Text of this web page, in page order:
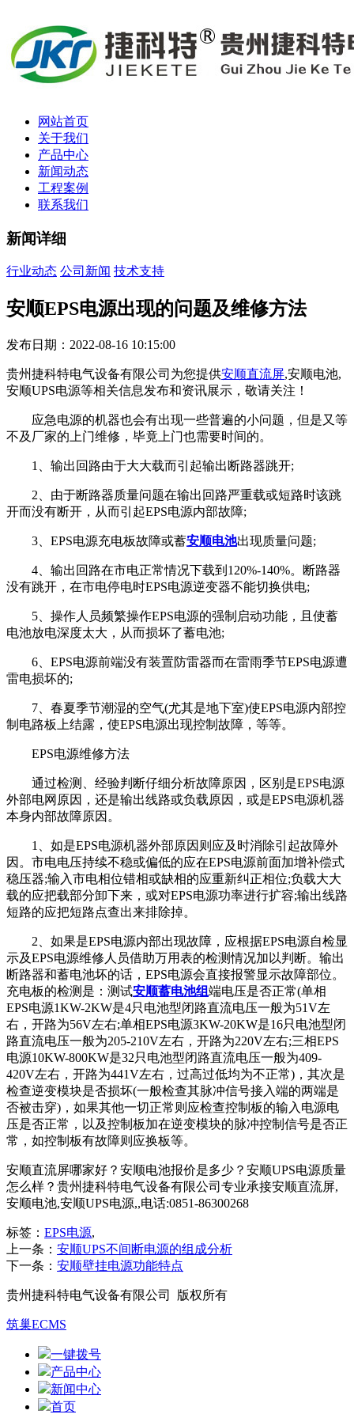
网站首页
关于我们
产品中心
新闻动态
工程案例
联系我们
新闻详细
行业动态 公司新闻 技术支持
安顺EPS电源出现的问题及维修方法
发布日期：2022-08-16 10:15:00
贵州捷科特电气设备有限公司为您提供安顺直流屏,安顺电池,
安顺UPS电源等相关信息发布和资讯展示，敬请关注！
应急电源的机器也会有出现一些普遍的小问题，但是又等
不及厂家的上门维修，毕竟上门也需要时间的。
1、输出回路由于大大载而引起输出断路器跳开;
2、由于断路器质量问题在输出回路严重载或短路时该跳
开而没有断开，从而引起EPS电源内部故障;
3、EPS电源充电板故障或蓄安顺电池出现质量问题;
4、输出回路在市电正常情况下载到120%-140%。断路器
没有跳开，在市电停电时EPS电源逆变器不能切换供电;
5、操作人员频繁操作EPS电源的强制启动功能，且使蓄
电池放电深度太大，从而损坏了蓄电池;
6、EPS电源前端没有装置防雷器而在雷雨季节EPS电源遭
雷电损坏的;
7、春夏季节潮湿的空气(尤其是地下室)使EPS电源内部控
制电路板上结露，使EPS电源出现控制故障，等等。
EPS电源维修方法
通过检测、经验判断仔细分析故障原因，区别是EPS电源
外部电网原因，还是输出线路或负载原因，或是EPS电源机器
本身内部故障原因。
1、如是EPS电源机器外部原因则应及时消除引起故障外
因。市电电压持续不稳或偏低的应在EPS电源前面加增补偿式
稳压器;输入市电相位错相或缺相的应重新纠正相位;负载大大
载的应把载部分卸下来，或对EPS电源功率进行扩容;输出线路
短路的应把短路点查出来排除掉。
2、如果是EPS电源内部出现故障，应根据EPS电源自检显
示及EPS电源维修人员借助万用表的检测情况加以判断。输出
断路器和蓄电池坏的话，EPS电源会直接报警显示故障部位。
充电板的检测是：测试安顺蓄电池组端电压是否正常(单相
EPS电源1KW-2KW是4只电池型闭路直流电压一般为51V左
右，开路为56V左右;单相EPS电源3KW-20KW是16只电池型闭
路直流电压一般为205-210V左右，开路为220V左右;三相EPS
电源10KW-800KW是32只电池型闭路直流电压一般为409-
420V左右，开路为441V左右，过高过低均为不正常)，其次是
检查逆变模块是否损坏(一般检查其脉冲信号接入端的两端是
否被击穿)，如果其他一切正常则应检查控制板的输入电源电
压是否正常，以及控制板加在逆变模块的脉冲控制信号是否正
常，如控制板有故障则应换板等。
安顺直流屏哪家好？安顺电池报价是多少？安顺UPS电源质量
怎么样？贵州捷科特电气设备有限公司专业承接安顺直流屏,
安顺电池,安顺UPS电源,,电话:0851-86300268
标签： EPS电源,
上一条： 安顺UPS不间断电源的组成分析
下一条： 安顺壁挂电源功能特点
贵州捷科特电气设备有限公司 版权所有
筑巢ECMS
一键拨号
产品中心
新闻中心
首页